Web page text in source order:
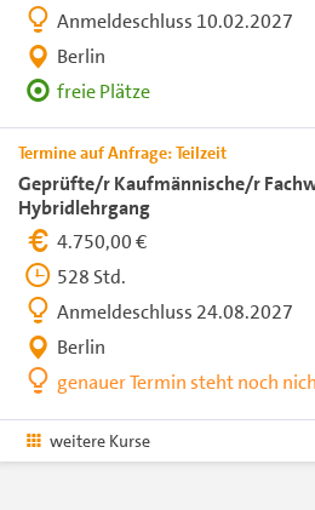
Anmeldeschluss 10.02.2027
Berlin
freie Plätze
Termine auf Anfrage: Teilzeit
Geprüfte/r Kaufmännische/r
Hybridlehrgang
4.750,00 €
528 Std.
Anmeldeschluss 24.08.2027
Berlin
genauer Termin steht noch
weitere Kurse